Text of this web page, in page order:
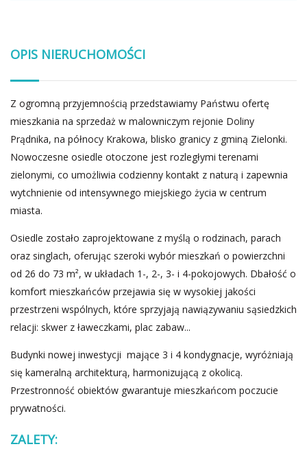
OPIS NIERUCHOMOŚCI
Z ogromną przyjemnością przedstawiamy Państwu ofertę
mieszkania na sprzedaż w malowniczym rejonie Doliny
Prądnika, na północy Krakowa, blisko granicy z gminą Zielonki.
Nowoczesne osiedle otoczone jest rozległymi terenami
zielonymi, co umożliwia codzienny kontakt z naturą i zapewnia
wytchnienie od intensywnego miejskiego życia w centrum
miasta.
Osiedle zostało zaprojektowane z myślą o rodzinach, parach
oraz singlach, oferując szeroki wybór mieszkań o powierzchni
od 26 do 73 m², w układach 1-, 2-, 3- i 4-pokojowych. Dbałość o
komfort mieszkańców przejawia się w wysokiej jakości
przestrzeni wspólnych, które sprzyjają nawiązywaniu sąsiedzkich
relacji: skwer z ławeczkami, plac zabaw...
Budynki nowej inwestycji mające 3 i 4 kondygnacje, wyróżniają
się kameralną architekturą, harmonizującą z okolicą.
Przestronność obiektów gwarantuje mieszkańcom poczucie
prywatności.
ZALETY: